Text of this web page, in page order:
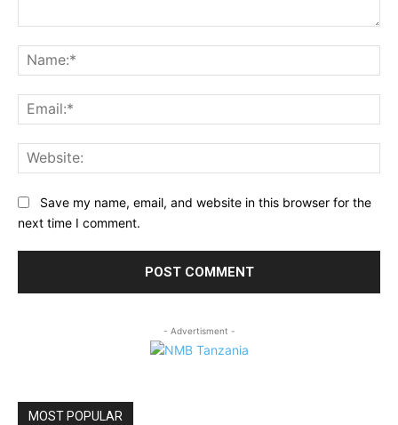
Save my name, email, and website in this browser for the
next time I comment.
- Advertisment -
MOST POPULAR